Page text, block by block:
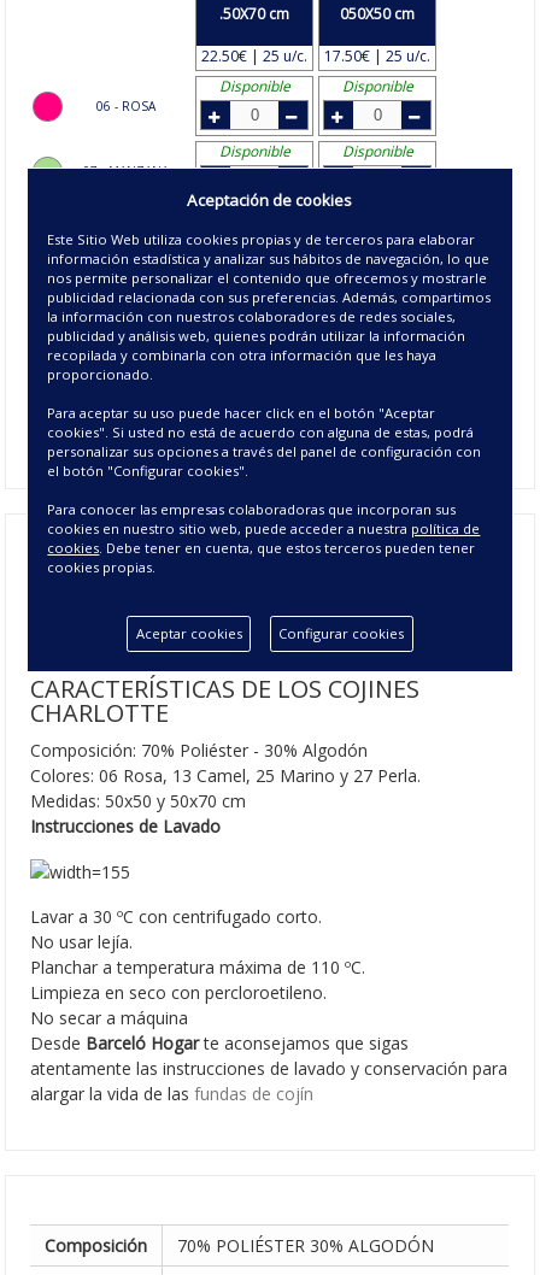
06 - ROSA
07 - MANZANA
10 - CELESTE
15 - BEIGE
22 - NEGRO
27 - PERLA
.50X70 cm
22.50€ | 25 u/c.
050X50 cm
17.50€ | 25 u/c.
Disponible
Disponible
Disponible Disponible
Agotado
Agotado Disponible
Disponible Agotado
Funda de Cojín Jacquard Charlotte -
Cojines Jacquard Decoración
CARACTERÍSTICAS DE LOS COJINES
CHARLOTTE
Composición: 70% Poliéster - 30% Algodón
Colores: 06 Rosa, 13 Camel, 25 Marino y 27 Perla.
Medidas: 50x50 y 50x70 cm
Instrucciones de Lavado
Lavar a 30 ºC con centrifugado corto.
No usar lejía.
Planchar a temperatura máxima de 110 ºC.
Limpieza en seco con percloroetileno.
No secar a máquina
Desde Barceló Hogarte aconsejamos que sigas
atentamente las instrucciones de lavado y conservación para
alargar la vida de lasfundas de cojín
Composición 70% POLIÉSTER 30% ALGODÓN
Aceptación de cookies
Este Sitio Web utiliza cookies propias y de terceros para elaborar
información estadística y analizar sus hábitos de navegación, lo que
nos permite personalizar el contenido que ofrecemos y mostrarle
publicidad relacionada con sus preferencias. Además, compartimos
la información con nuestros colaboradores de redes sociales,
publicidad y análisis web, quienes podrán utilizar la información
recopilada y combinarla con otra información que les haya
proporcionado.
Para aceptar su uso puede hacer click en el botón "Aceptar
cookies". Si usted no está de acuerdo con alguna de estas, podrá
personalizar sus opciones a través del panel de configuración con
el botón "Configurar cookies".
Para conocer las empresas colaboradoras que incorporan sus
cookies en nuestro sitio web, puede acceder a nuestra política de
cookies . Debe tener en cuenta, que estos terceros pueden tener
cookies propias.
Aceptar cookies Configurar cookies